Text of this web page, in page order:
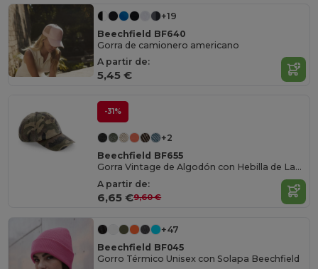
+19
Beechfield BF640
Gorra de camionero americano
A partir de:
5,45 €
-31%
+2
Beechfield BF655
Gorra Vintage de Algodón con Hebilla de Latón
A partir de:
6,65 €9,60 €
+47
Beechfield BF045
Gorro Térmico Unisex con Solapa Beechfield